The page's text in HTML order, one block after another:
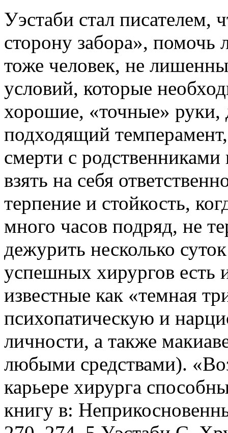
Уэстаби стал писателем,
сторону забора», помочь
тоже человек, не
условий, которые
хорошие, «точные»
подходящий
смерти с
взять на себя
терпение и стойкость,
много часов подряд, не
дежурить несколько
успешных хирургов есть
известные как «темная
психопатическую и
личности, а также
любыми средствами).
карьере хирурга
книгу в: